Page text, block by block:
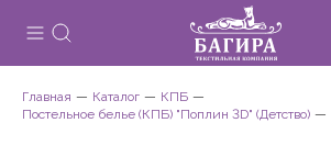
Главная Каталог
КПБ
Постельное белье (КПБ) "Поплин 3D" (Детство)